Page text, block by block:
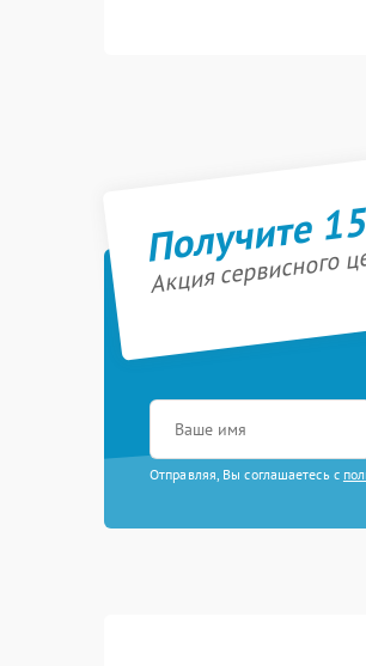
Получите
Акция сервисного
Отправляя, Вы соглашаетесь с